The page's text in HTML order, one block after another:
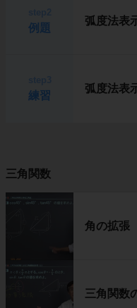
例題
弧度法表
練習
弧度法表
三角関数
角の拡張
三角関数